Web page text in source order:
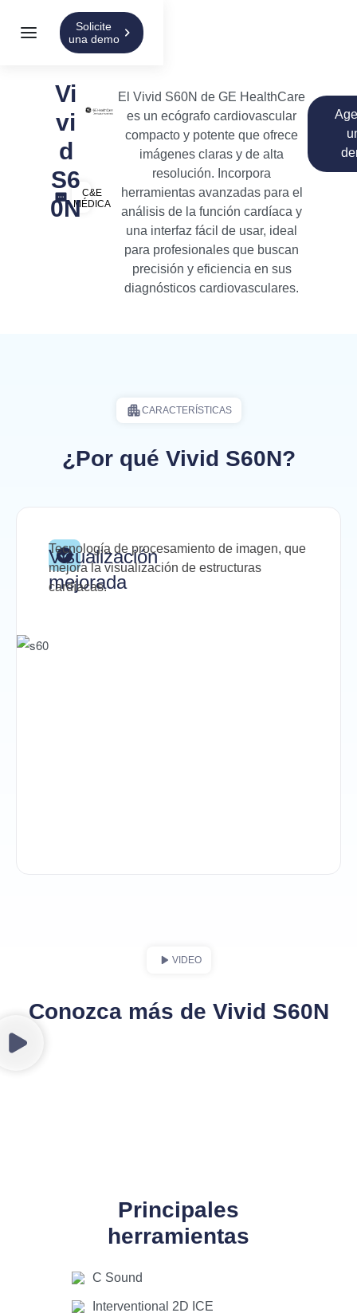
Solicite
una demo
C&E
MÉDICA
Vi
vi
d
S6
0N
El Vivid S60N deGE HealthCare
es un ecógrafo cardiovascular
compacto y potente que ofrece
imágenes claras y de alta
resolución. Incorpora
herramientas avanzadas para el
análisis de la función cardíaca y
una interfaz fácil de usar, ideal
para profesionales que buscan
precisión y eficiencia en sus
diagnósticos cardiovasculares.
CARACTERÍSTICAS
¿Por qué Vivid S60N?
Visualización
mejorada
Tecnología de procesamiento de imagen, que
mejora la visualización de estructuras
cardíacas.
VIDEO
Conozca más de Vivid S60N
Principales
herramientas
C Sound
Interventional 2D ICE